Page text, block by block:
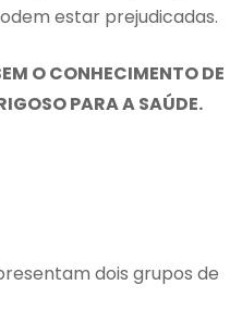
estar prejudicadas.
O CONHECIMENTO DE
PARA A SAÚDE.
dois grupos de